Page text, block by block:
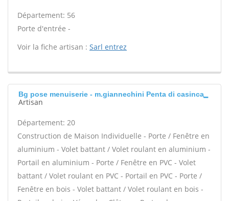
Département: 56
Porte d'entrée -
Voir la fiche artisan : Sarl entrez
Bg pose menuiserie - m.giannechini Penta di casinca
Artisan
Département: 20
Construction de Maison Individuelle - Porte / Fenêtre en
aluminium - Volet battant / Volet roulant en aluminium -
Portail en aluminium - Porte / Fenêtre en PVC - Volet
battant / Volet roulant en PVC - Portail en PVC - Porte /
Fenêtre en bois - Volet battant / Volet roulant en bois -